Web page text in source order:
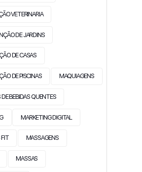
VETERINARIA
DE JARDINS
DE CASAS
DE PISCINAS MAQUIAGENS
BEBIDAS QUENTES
MARKETING DIGITAL
MASSAGENS
MASSAS